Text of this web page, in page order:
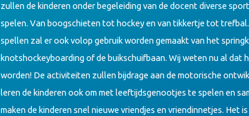
zullen de kinderen onder begeleiding van de docent diverse
spelen. Van boogschieten tot hockey en van tikkertje tot
spellen zal er ook volop gebruik worden gemaakt van het
knotshockeyboarding of de buikschuifbaan. Wij weten nu al dat
worden! De activiteiten zullen bijdrage aan de motorische
leren de kinderen ook om met leeftijdsgenootjes te spelen en
maken de kinderen snel nieuwe vriendjes en vriendinnetjes. Het